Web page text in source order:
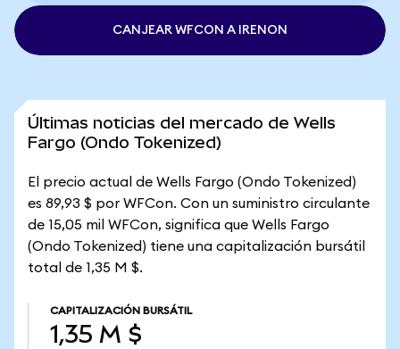
CANJEAR WFCON A IRENON
Últimas noticias del mercado de Wells
Fargo (Ondo Tokenized)
El precio actual de Wells Fargo (Ondo Tokenized)
es 89,93 $ por WFCon. Con un suministro circulante
de 15,05 mil WFCon, significa que Wells Fargo
(Ondo Tokenized) tiene una capitalización bursátil
total de 1,35 M $.
CAPITALIZACIÓN BURSÁTIL
1,35 M $